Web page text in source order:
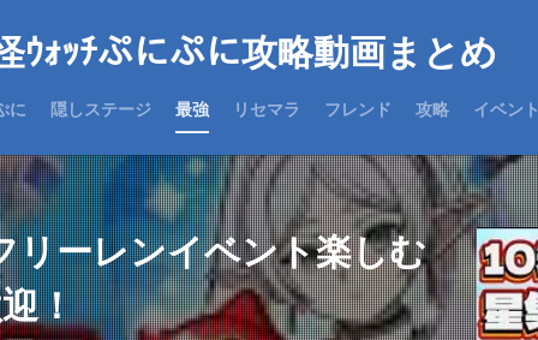
ｳｫｯﾁぷにぷに攻略動画まとめ
に 隠しステージ 最強 リセマラ フレンド 攻略 イベント
リーレンイベント楽しむ
！